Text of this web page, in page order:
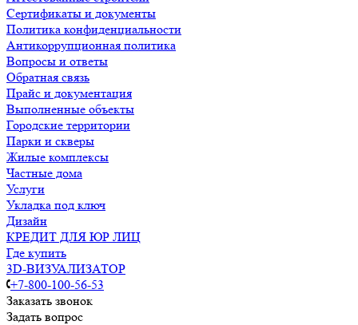
Сертификаты и документы
Политика конфиденциальности
Антикоррупционная политика
Вопросы и ответы
Обратная связь
Прайс и документация
Выполненные объекты
Городские территории
Парки и скверы
Жилые комплексы
Частные дома
Услуги
Укладка под ключ
Дизайн
КРЕДИТ ДЛЯ ЮР ЛИЦ
Где купить
3D-ВИЗУАЛИЗАТОР
+7-800-100-56-53
Заказать звонок
Задать вопрос